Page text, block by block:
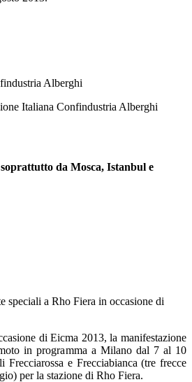
Alberghi
Italiana Confindustria Alberghi
da Mosca, Istanbul e
speciali a Rho Fiera in occasione di
di Eicma 2013, la manifestazione
in programma a Milano dal 7 al 10
Frecciarossa e Frecciabianca (tre frecce
per la stazione di Rho Fiera.